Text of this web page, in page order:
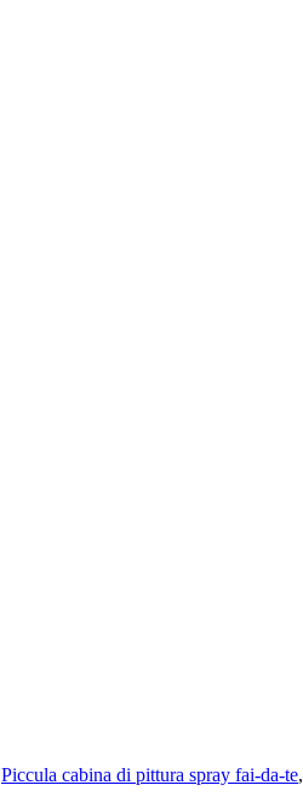
Piccula cabina di pittura spray fai-da-te,